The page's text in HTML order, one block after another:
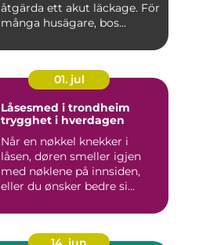
åtgärda ett akut läckage. För
många husägare, bos...
01. jul
Låsesmed i trondheim
trygghet i hverdagen
Når en nøkkel knekker i
låsen, døren smeller igjen
med nøklene på innsiden,
eller du ønsker bedre si...